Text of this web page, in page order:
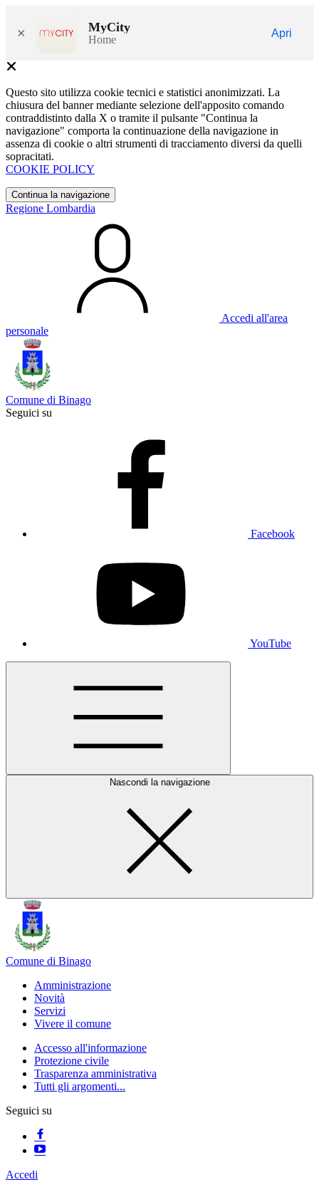
× MyCity
Home
Apri
Questo sito utilizza cookie tecnici e statistici anonimizzati. La
chiusura del banner mediante selezione dell'apposito comando
contraddistinto dalla X o tramite il pulsante "Continua la
navigazione" comporta la continuazione della navigazione in
assenza di cookie o altri strumenti di tracciamento diversi da quelli
sopracitati.
COOKIE POLICY
Continua la navigazione
Regione Lombardia
Accedi all'area
personale
Comune di Binago
Seguici su
Facebook
YouTube
Nascondi la navigazione
Comune di Binago
Amministrazione
Novità
Servizi
Vivere il comune
Accesso all'informazione
Protezione civile
Trasparenza amministrativa
Tutti gli argomenti...
Seguici su
Accedi